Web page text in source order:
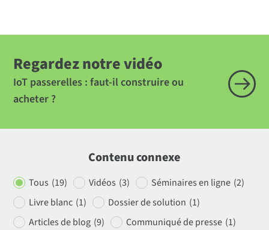
Regardez notre vidéo
IoT passerelles : faut-il construire ou
acheter ?
Contenu connexe
Tous (19) Vidéos (3) Séminaires en ligne (2)
Livre blanc (1) Dossier de solution (1)
Articles de blog (9) Communiqué de presse (1)